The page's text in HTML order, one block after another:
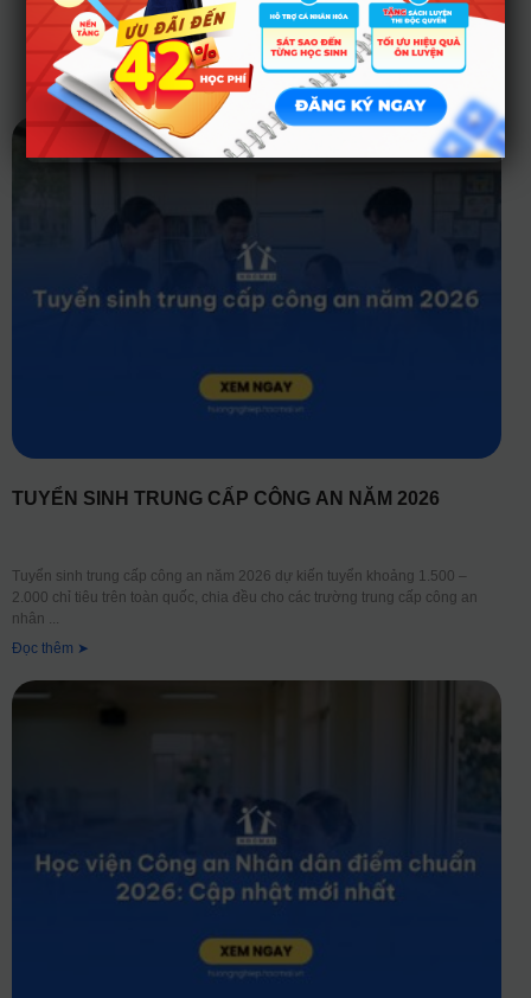
Tin tức liên quan
TUYỂN SINH TRUNG CẤP CÔNG AN NĂM 2026
Tuyển sinh trung cấp công an năm 2026 dự kiến tuyển khoảng 1.500 –
2.000 chỉ tiêu trên toàn quốc, chia đều cho các trường trung cấp công an
nhân
Đọc thêm ➤